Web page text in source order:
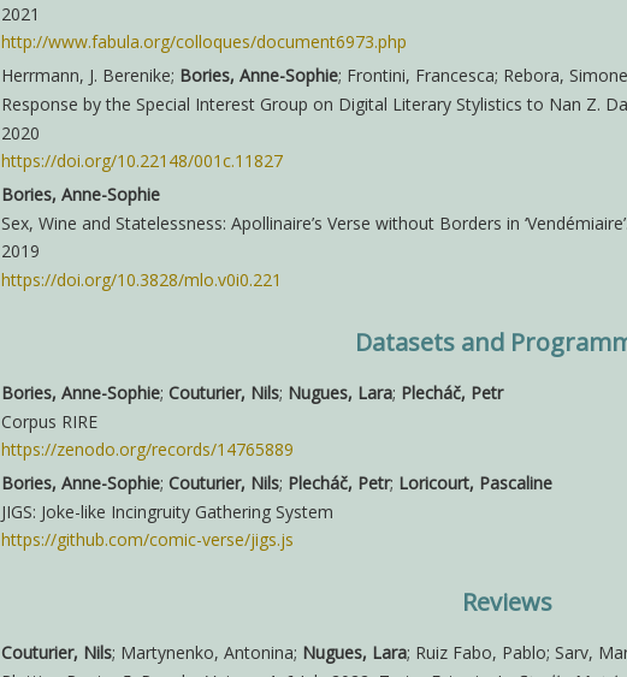
2021
http://www.fabula.org/colloques/document6973.php
Herrmann, J. Berenike; Bories, Anne-Sophie; Frontini, Francesca; Rebora,
Response by the Special Interest Group on Digital Literary Stylistics to Nan Z.
2020
https://doi.org/10.22148/001c.11827
Bories, Anne-Sophie
Sex, Wine and Statelessness: Apollinaire’s Verse without Borders in
2019
https://doi.org/10.3828/mlo.v0i0.221
Datasets and
Bories, Anne-Sophie; Couturier, Nils; Nugues, Lara; Plecháč, Petr
Corpus RIRE
https://zenodo.org/records/14765889
Bories, Anne-Sophie; Couturier, Nils; Plecháč, Petr; Loricourt, Pascaline
JIGS: Joke-like Incingruity Gathering System
https://github.com/comic-verse/jigs.js
Reviews
Couturier, Nils; Martynenko, Antonina; Nugues, Lara; Ruiz Fabo, Pablo; Sarv,